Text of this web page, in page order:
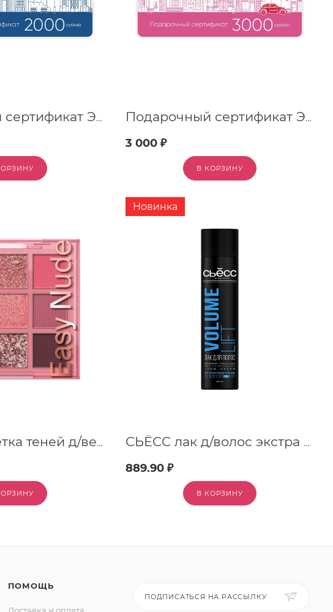
Подарочный сертификат Эльсити, номинал 2000 рублей ! Подарочный сертификат Эльсити, номинал 3000 рублей !
3 000 ₽
В КОРЗИНУ
DIVAGE палетка теней д/век easy nude свежая fresh
Новинка
СЬЁСС лак д/волос экстра сильной фиксации volume lift 400мл
889.90 ₽
В КОРЗИНУ
ПОМОЩЬ
ПОДПИСАТЬСЯ НА РАССЫЛКУ